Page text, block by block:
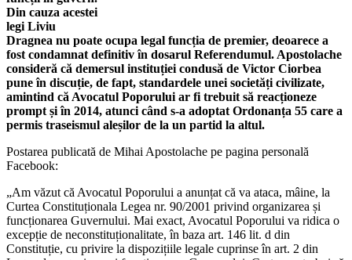
Din cauza acestei
legi Liviu
Dragnea nu poate ocupa legal funcția de premier, deoarece a
fost condamnat definitiv în dosarul Referendumul. Apostolache
consideră că demersul instituției condusă de Victor Ciorbea
pune în discuție, de fapt, standardele unei societăți civilizate,
amintind că Avocatul Poporului ar fi trebuit să reacționeze
prompt și în 2014, atunci când s-a adoptat Ordonanța 55 care a
permis traseismul aleșilor de la un partid la altul.
Postarea publicată de Mihai Apostolache pe pagina personală
Facebook:
„Am văzut că Avocatul Poporului a anunțat că va ataca, mâine, la
Curtea Constituționala Legea nr. 90/2001 privind organizarea și
funcționarea Guvernului. Mai exact, Avocatul Poporului va ridica o
excepție de neconstituționalitate, în baza art. 146 lit. d din
Constituție, cu privire la dispozițiile legale cuprinse în art. 2 din